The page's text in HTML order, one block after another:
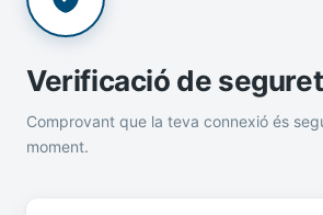
Verificació de
Comprovant que la teva connexió és
moment.